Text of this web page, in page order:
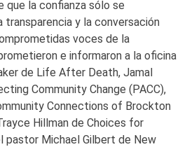
que la confianza sólo se
y la conversación
voces de la
e informaron a la oficina
de Life After Death, Jamal
Community Change (PACC),
Connections of Brockton
Hillman de Choices for
pastor Michael Gilbert de New